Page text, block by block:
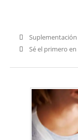
Suplementación
Sé el primero